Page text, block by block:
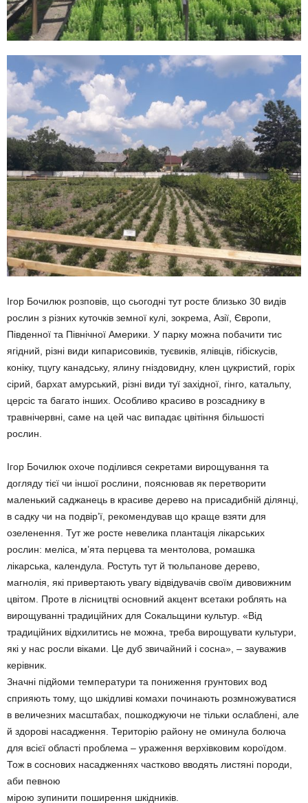
Ігор Бочилюк розповів, що сьогодні тут росте близько 30 видів
рослин з різних куточків земної кулі, зокрема, Азії, Європи,
Південної та Північної Америки. У парку можна побачити тис
ягідний, різні види кипарисовиків, туєвиків, ялівців, гібіскусів,
коніку, тцугу канадську, ялину гніздовидну, клен цукристий, горіх
сірий, бархат амурський, різні види туї західної, гінго, катальпу,
церсіс та багато інших. Особливо красиво в розсаднику в
травнічервні, саме на цей час випадає цвітіння більшості
рослин.
Ігор Бочилюк охоче поділився секретами вирощування та
догляду тієї чи іншої рослини, пояснював як перетворити
маленький саджанець в красиве дерево на присадибній ділянці,
в садку чи на подвір’ї, рекомендував що краще взяти для
озеленення. Тут же росте невелика плантація лікарських
рослин: меліса, м’ята перцева та ментолова, ромашка
лікарська, календула. Ростуть тут й тюльпанове дерево,
магнолія, які привертають увагу відвідувачів своїм дивовижним
цвітом. Проте в лісництві основний акцент всетаки роблять на
вирощуванні традиційних для Сокальщини культур. «Від
традиційних відхилитись не можна, треба вирощувати культури,
які у нас росли віками. Це дуб звичайний і сосна», – зауважив
керівник.
Значні підйоми температури та пониження грунтових вод
сприяють тому, що шкідливі комахи починають розмножуватися
в величезних масштабах, пошкоджуючи не тільки ослаблені, але
й здорові насадження. Територію району не оминула болюча
для всієї області проблема – ураження верхівковим короїдом.
Тож в соснових насадженнях частково вводять листяні породи,
аби певною
мірою зупинити поширення шкідників.